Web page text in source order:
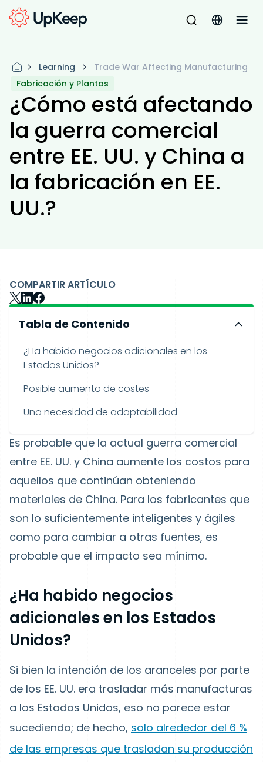
Learning
Trade War Affecting Manufacturing
Fabricación y Plantas
¿Cómo está afectando
la guerra comercial
entre EE. UU. y China a
la fabricación en EE.
UU.?
COMPARTIR ARTÍCULO
Tabla de Contenido
¿Ha habido negocios adicionales en los
Estados Unidos?
Posible aumento de costes
Una necesidad de adaptabilidad
Es probable que la actual guerra comercial
entre EE. UU. y China aumente los costos para
aquellos que continúan obteniendo
materiales de China. Para los fabricantes que
son lo suficientemente inteligentes y ágiles
como para cambiar a otras fuentes, es
probable que el impacto sea mínimo.
¿Ha habido negocios
adicionales en los Estados
Unidos?
Si bien la intención de los aranceles por parte
de los EE. UU. era trasladar más manufacturas
a los Estados Unidos, eso no parece estar
sucediendo; de hecho, solo alrededor del 6 %
de las empresas que trasladan su producción